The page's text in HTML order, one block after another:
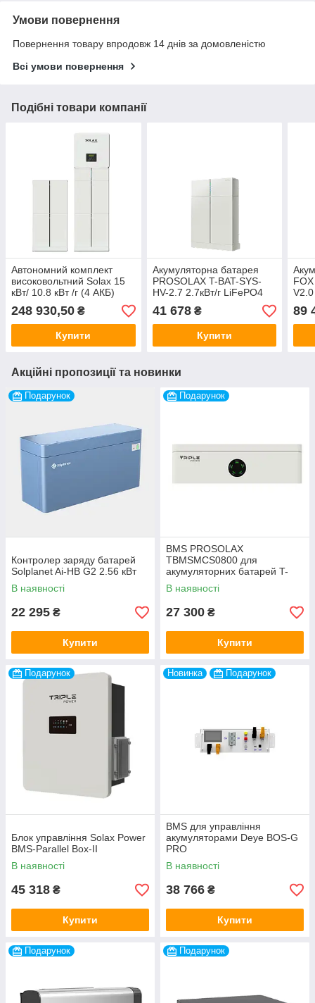
Умови повернення
Повернення товару впродовж 14 днів за домовленістю
Всі умови повернення
Подібні товари компанії
Автономний комплект
високовольтний Solax 15
кВт/ 10.8 кВт /г (4 АКБ)
248 930,50 ₴
Купити
Акумуляторна батарея
PROSOLAX T-BAT-SYS-
HV-2.7 2.7кВт/г LiFePO4
41 678₴
Купити
89
Акційні пропозиції та новинки
Подарунок
Контролер заряду батарей
Solplanet Ai-HB G2 2.56 кВт
В наявності
22 295 ₴
Купити
Подарунок
BMS PROSOLAX
TBMSMCS0800 для
акумуляторних батарей T-
BAT SYS HV S3.6
В наявності
27 300 ₴
Купити
Подарунок
Блок управління Solax Power
BMS-Parallel Box-II
В наявності
45 318 ₴
Купити
Новинка Подарунок
BMS для управління
акумуляторами Deye BOS-G
PRO
В наявності
38 766 ₴
Купити
Подарунок Подарунок